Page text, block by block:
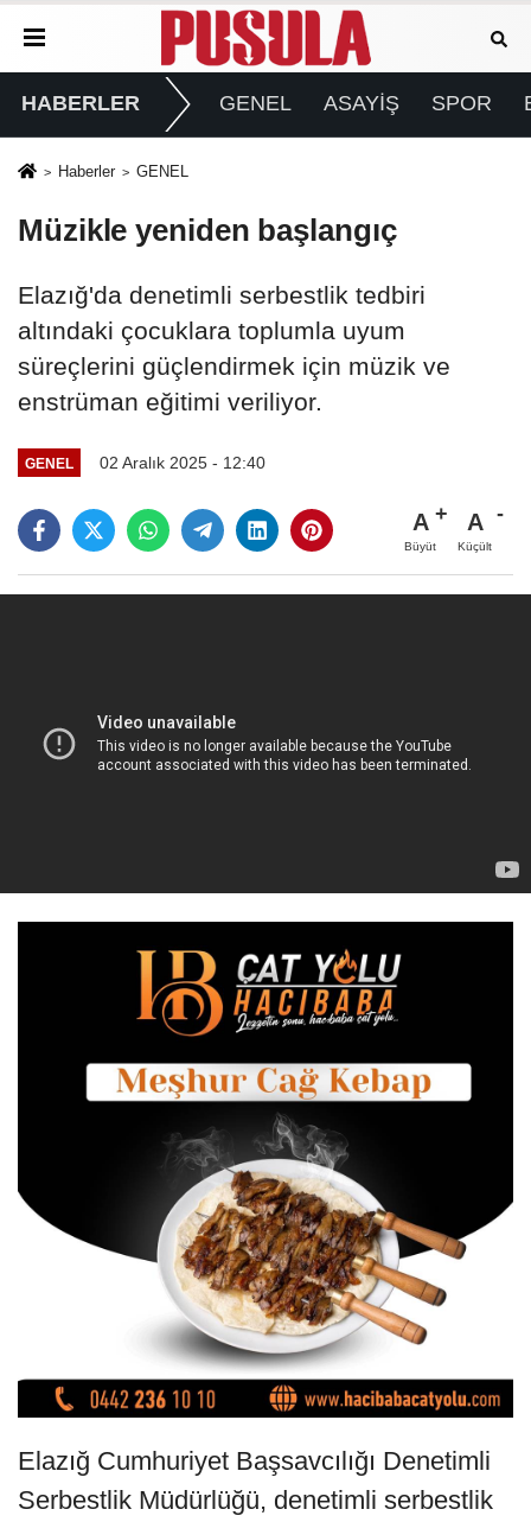
HABERLER GENEL ASAYİŞ SPOR
Haberler GENEL
Müzikle yeniden başlangıç
Elazığ'da denetimli serbestlik tedbiri
altındaki çocuklara toplumla uyum
süreçlerini güçlendirmek için müzik ve
enstrüman eğitimi veriliyor.
GENEL 02 Aralık 2025 - 12:40
A
Büyüt
A
Küçült
Elazığ Cumhuriyet Başsavcılığı Denetimli
Serbestlik Müdürlüğü, denetimli serbestlik